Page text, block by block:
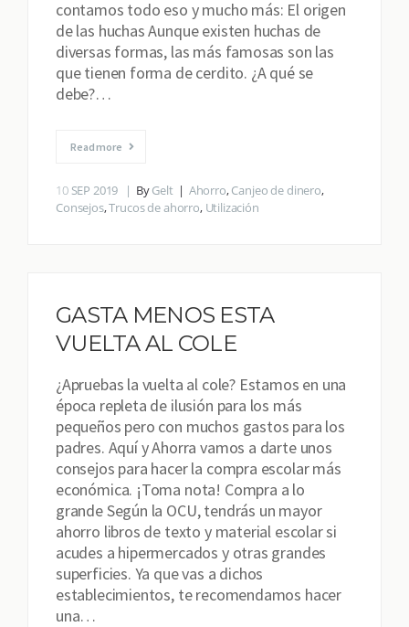
contamos todo eso y mucho más: El origen
de las huchas Aunque existen huchas de
diversas formas, las más famosas son las
que tienen forma de cerdito. ¿A qué se
debe?…
Read more
10 SEP 2019 ByGelt Ahorro,Canjeo de dinero,
Consejos,Trucos de ahorro, Utilización
GASTA MENOS ESTA
VUELTA AL COLE
¿Apruebas la vuelta al cole? Estamos en una
época repleta de ilusión para los más
pequeños pero con muchos gastos para los
padres. Aquí y Ahorra vamos a darte unos
consejos para hacer la compra escolar más
económica. ¡Toma nota! Compra a lo
grande Según la OCU, tendrás un mayor
ahorro libros de texto y material escolar si
acudes a hipermercados y otras grandes
superficies. Ya que vas a dichos
establecimientos, te recomendamos hacer
una…